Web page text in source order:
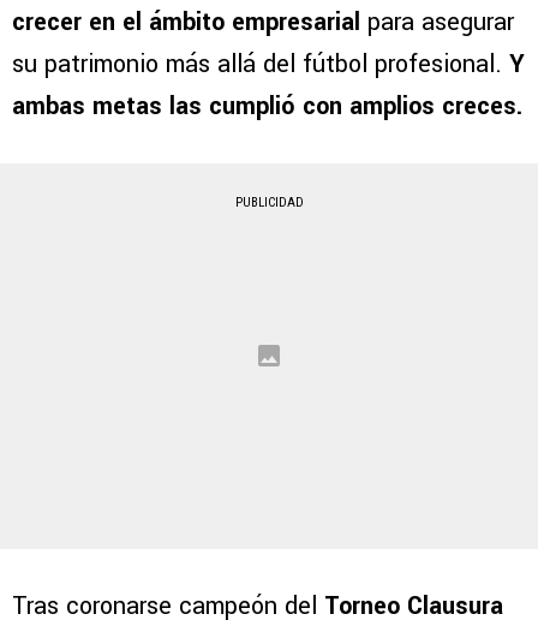
crecer en el ámbito empresarial para asegurar
su patrimonio más allá del fútbol profesional. Y
ambas metas las cumplió con amplios creces.
PUBLICIDAD
Tras coronarse campeón del Torneo Clausura